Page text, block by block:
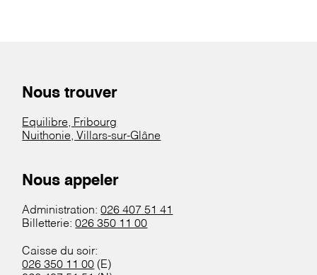
Nous trouver
Equilibre, Fribourg
Nuithonie, Villars-sur-Glâne
Nous appeler
Administration:026 407 51 41
Billetterie:026 350 11 00
Caisse du soir:
026 350 11 00 (E)